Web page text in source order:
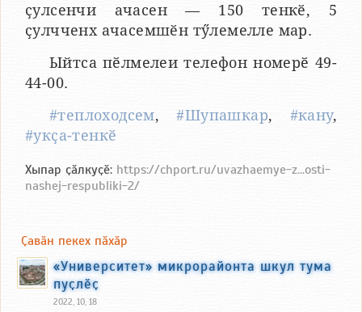
ҫулсенчи ачасен — 150 тенкӗ, 5
ҫулчченх ачасемшӗн тӳлемелле мар.
Ыйтса пӗлмелеи телефон номерӗ 49-
44-00.
#теплоходсем,#Шупашкар, #кану,
#укҫа-тенкӗ
Хыпар ҫӑлкуҫӗ: https://chport.ru/uvazhaemye-z...osti-
nashej-respubliki-2/
Ҫавӑн пекех пӑхӑр
«Университет» микрорайонта шкул тума
пуҫлӗҫ
2022, 10, 18